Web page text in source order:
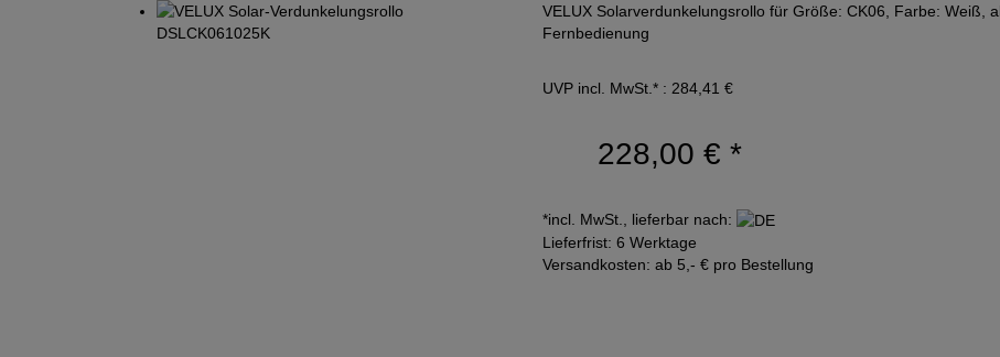
VELUX Solarverdunkelungsrollo für Größe: CK06, Farbe: Weiß,
Fernbedienung
UVP incl. MwSt.* : 284,41 €
228,00 € *
*incl. MwSt., lieferbar nach:
Lieferfrist: 6 Werktage
Versandkosten: ab 5,- € pro Bestellung